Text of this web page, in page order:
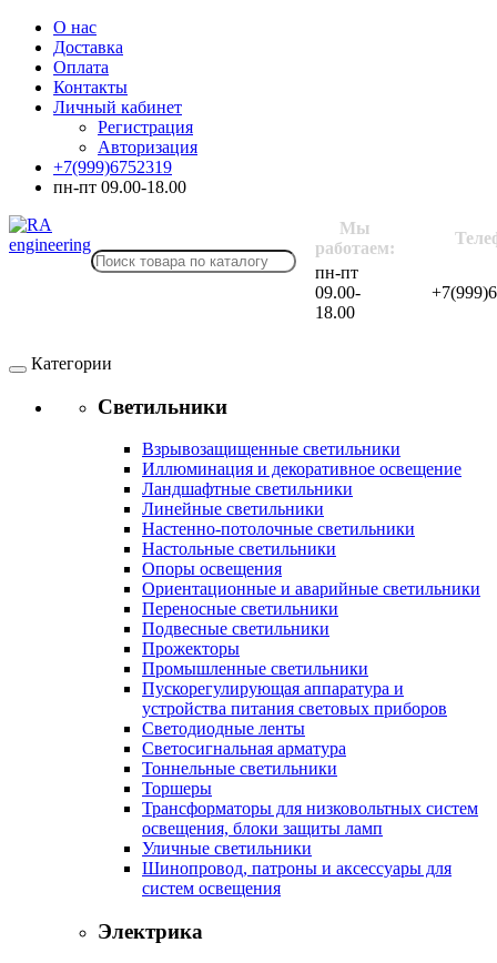
О нас
Доставка
Оплата
Контакты
Личный кабинет
Регистрация
Авторизация
+7(999)6752319
пн-пт 09.00-18.00
Мы
работаем:
пн-пт
09.00-
18.00
Категории
Светильники
Взрывозащищенные светильники
Иллюминация и декоративное освещение
Ландшафтные светильники
Линейные светильники
Настенно-потолочные светильники
Настольные светильники
Опоры освещения
Ориентационные и аварийные светильники
Переносные светильники
Подвесные светильники
Прожекторы
Промышленные светильники
Пускорегулирующая аппаратура и
устройства питания световых приборов
Светодиодные ленты
Светосигнальная арматура
Тоннельные светильники
Торшеры
Трансформаторы для низковольтных систем
освещения, блоки защиты ламп
Уличные светильники
Шинопровод, патроны и аксессуары для
систем освещения
Электрика